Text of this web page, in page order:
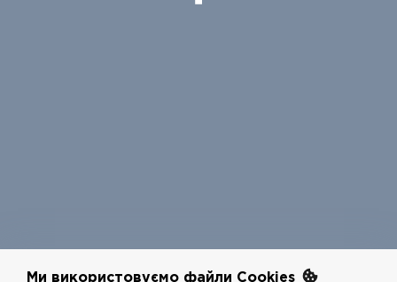
Ми використовуємо файли Cookies